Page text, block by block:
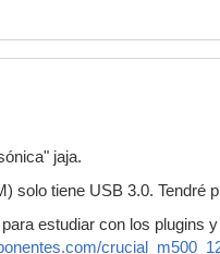
jaja.
solo tiene USB 3.0. Tendré
estudiar con los plugins